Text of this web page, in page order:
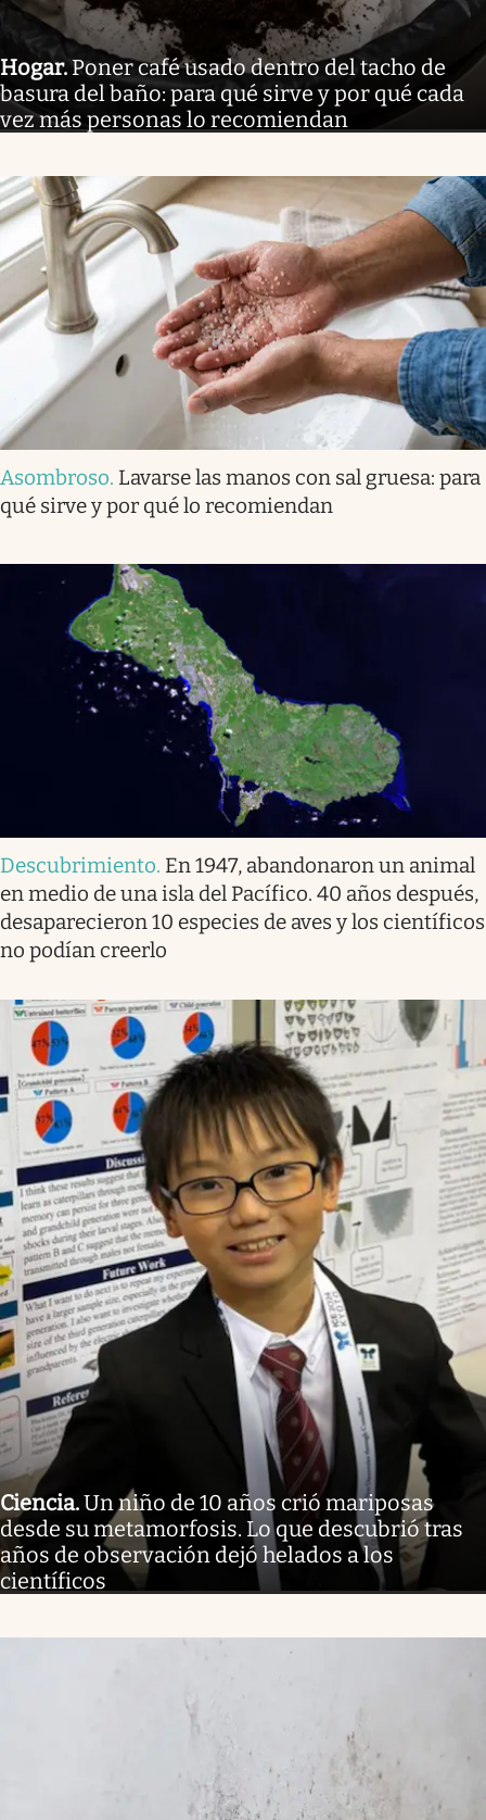
Hogar.Poner café usado dentro del tacho de
basura del baño: para qué sirve y por qué cada
vez más personas lo recomiendan
Asombroso. Lavarse las manos con sal gruesa: para
qué sirve y por qué lo recomiendan
Descubrimiento. En 1947, abandonaron un animal
en medio de una isla del Pacífico. 40 años después,
desaparecieron 10 especies de aves y los científicos
no podían creerlo
Ciencia.Un niño de 10 años crió mariposas
desde su metamorfosis. Lo que descubrió tras
años de observación dejó helados a los
científicos